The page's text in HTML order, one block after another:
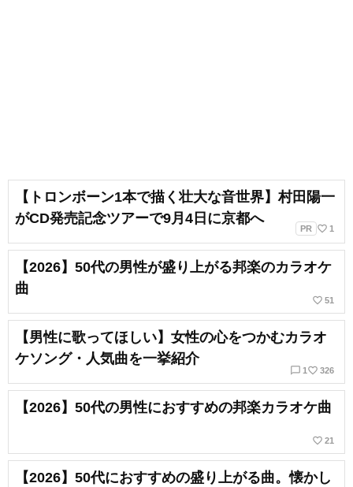
【トロンボーン1本で描く壮大な音世界】村田陽一
がCD発売記念ツアーで9月4日に京都へ
PR favorite_border 1
【2026】50代の男性が盛り上がる邦楽のカラオケ
曲
favorite_border 51
【男性に歌ってほしい】女性の心をつかむカラオ
ケソング・人気曲を一挙紹介
chat_bubble_outline 1 favorite_border 326
【2026】50代の男性におすすめの邦楽カラオケ曲
favorite_border 21
【2026】50代におすすめの盛り上がる曲。懐かし